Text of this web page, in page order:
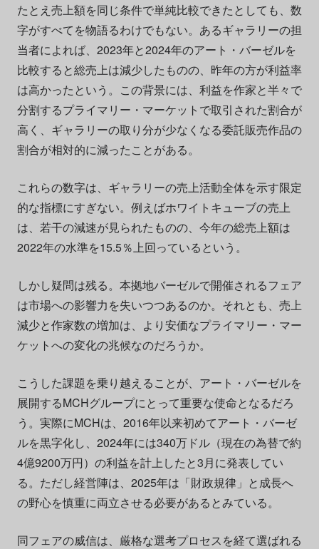
たとえ売上額を同じ条件で単純比較できたとしても、数
字がすべてを物語るわけでもない。あるギャラリーの担
当者によれば、2023年と2024年のアート・バーゼルを
比較すると総売上は減少したものの、昨年の方が利益率
は高かったという。この背景には、利益を作家と半々で
分割するプライマリー・マーケットで取引された割合が
高く、ギャラリーの取り分が少なくなる委託販売作品の
割合が相対的に減ったことがある。
これらの数字は、ギャラリーの売上活動全体を示す限定
的な指標にすぎない。例えばホワイトキューブの売上
は、若干の減速が見られたものの、今年の総売上額は
2022年の水準を15.5％上回っているという。
しかし疑問は残る。本拠地バーゼルで開催されるフェア
は市場への影響力を失いつつあるのか。それとも、売上
減少と作家数の増加は、より安価なプライマリー・マー
ケットへの変化の兆候なのだろうか。
こうした課題を乗り越えることが、アート・バーゼルを
展開するMCHグループにとって重要な使命となるだろ
う。実際にMCHは、2016年以来初めてアート・バーゼ
ルを黒字化し、2024年には340万ドル（現在の為替で約
4億9200万円）の利益を計上したと3月に発表してい
る。ただし経営陣は、2025年は「財政規律」と成長へ
の野心を慎重に両立させる必要があるとみている。
同フェアの威信は、厳格な選考プロセスを経て選ばれる